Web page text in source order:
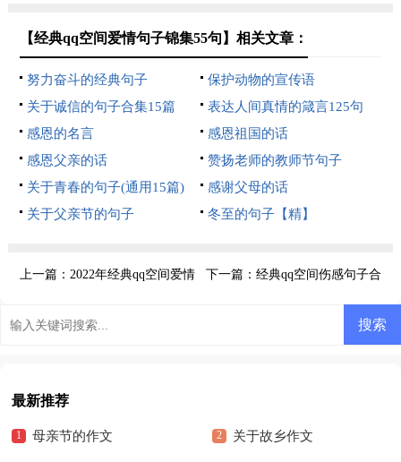
【经典qq空间爱情句子锦集55句】相关文章：
努力奋斗的经典句子
保护动物的宣传语
关于诚信的句子合集15篇
表达人间真情的箴言125句
感恩的名言
感恩祖国的话
感恩父亲的话
赞扬老师的教师节句子
关于青春的句子(通用15篇)
感谢父母的话
关于父亲节的句子
冬至的句子【精】
上一篇： 2022年经典qq空间爱情 下一篇：经典qq空间伤感句子合
集49句
最新推荐
母亲节的作文 关于故乡作文